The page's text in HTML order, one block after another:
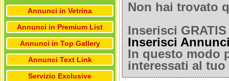
Annunci in Vetrina
Annunci in Premium List
Annunci in Top Gallery
Annunci Text Link
Servizio Exclusive
Non hai trovato
Inserisci
Inserisci
In questo modo
interessati al